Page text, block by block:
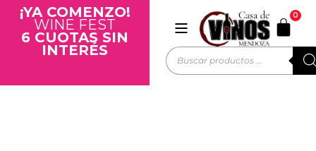
¡YA COMENZO!
WINE FEST
6 CUOTAS SIN
INTERÉS
0